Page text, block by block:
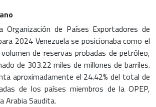
Organización de Países Exportadores de
2024 Venezuela se posicionaba como el
de reservas probadas de petróleo,
de 303.22 miles de millones de barriles.
aproximadamente el 24.42% del total de
de los países miembros de la OPEP,
Arabia Saudita.